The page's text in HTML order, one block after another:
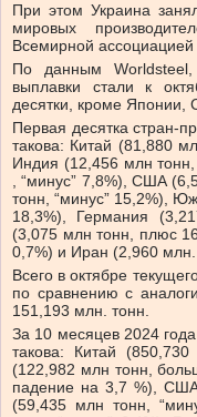
При этом Украина
мировых
Всемирной ассоциацией
По данным Worldsteel,
выплавки стали к
десятки, кроме
Первая десятка стран-
такова: Китай (81,880
Индия (12,456 млн
, “минус” 7,8%), США
тонн, “минус” 15,2%),
18,3%), Германия
(3,075 млн тонн, плюс
0,7%) и Иран (2,960 млн.
Всего в октябре
по сравнению с
151,193 млн. тонн.
За 10 месяцев 2024
такова: Китай
(122,982 млн тонн,
падение на 3,7 %),
(59,435 млн тонн,